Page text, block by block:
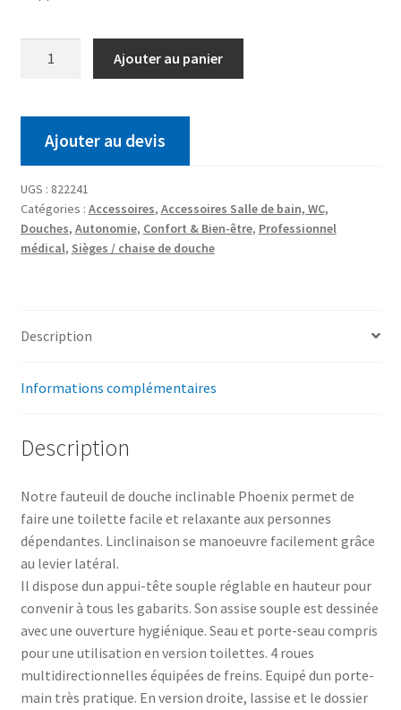
Ajouter au panier
Ajouter au devis
UGS : 822241
Catégories : Accessoires, Accessoires Salle de bain, WC,
Douches, Autonomie, Confort & Bien-être, Professionnel
médical, Sièges / chaise de douche
Description
Informations complémentaires
Description
Notre fauteuil de douche inclinable Phoenix permet de
faire une toilette facile et relaxante aux personnes
dépendantes. Linclinaison se manoeuvre facilement grâce
au levier latéral.
Il dispose dun appui-tête souple réglable en hauteur pour
convenir à tous les gabarits. Son assise souple est dessinée
avec une ouverture hygiénique. Seau et porte-seau compris
pour une utilisation en version toilettes. 4 roues
multidirectionnelles équipées de freins. Equipé dun porte-
main très pratique. En version droite, lassise et le dossier